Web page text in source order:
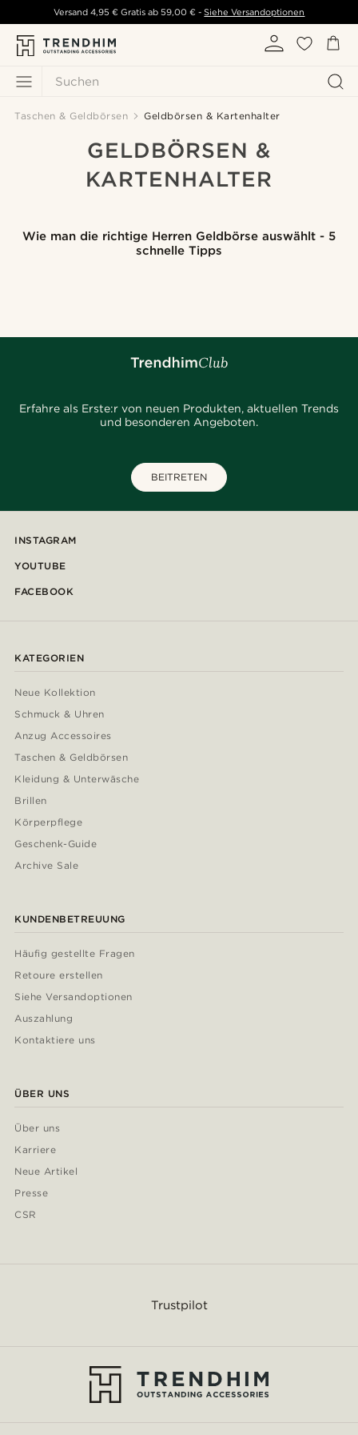
Suchen
Versand 4,95 € Gratis ab59,00 € - Siehe Versandoptionen
Taschen & Geldbörsen Geldbörsen & Kartenhalter
GELDBÖRSEN &
KARTENHALTER
Wie man die richtige Herren Geldbörse auswählt - 5
schnelle Tipps
Erfahre als Erste:r von neuen Produkten, aktuellen Trends
und besonderen Angeboten.
BEITRETEN
INSTAGRAM
YOUTUBE
FACEBOOK
KATEGORIEN
Neue Kollektion
Schmuck & Uhren
Anzug Accessoires
Taschen & Geldbörsen
Kleidung & Unterwäsche
Brillen
Körperpflege
Geschenk-Guide
Archive Sale
KUNDENBETREUUNG
Häufig gestellte Fragen
Retoure erstellen
Siehe Versandoptionen
Auszahlung
Kontaktiere uns
ÜBER UNS
Über uns
Karriere
Neue Artikel
Presse
CSR
Trustpilot